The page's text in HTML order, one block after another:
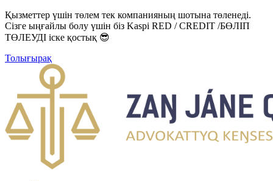
Қызметтер үшін төлем тек компанияның шотына төленеді.
Сізге ыңғайлы болу үшін біз Kaspi RED / CREDIT /БӨЛІП
ТӨЛЕУДІ іске қостық 😎
Толығырақ